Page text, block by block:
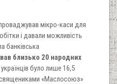
мікро-каси для
і давали можливість
банківська
близько 20 народних
було лише 16,5
священиками «Маслосоюз»